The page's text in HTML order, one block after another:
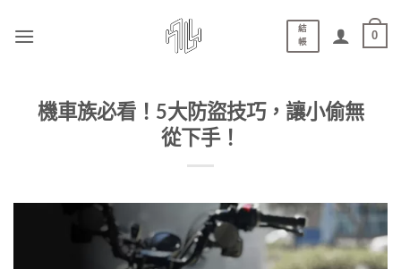
結
帳
0
機車族必看！5大防盜技巧，讓小偷無
從下手！